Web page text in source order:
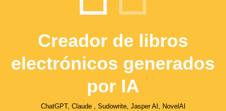
Creador de libros
electrónicos generados
por IA
ChatGPT, Claude , Sudowrite, Jasper AI, NovelAI